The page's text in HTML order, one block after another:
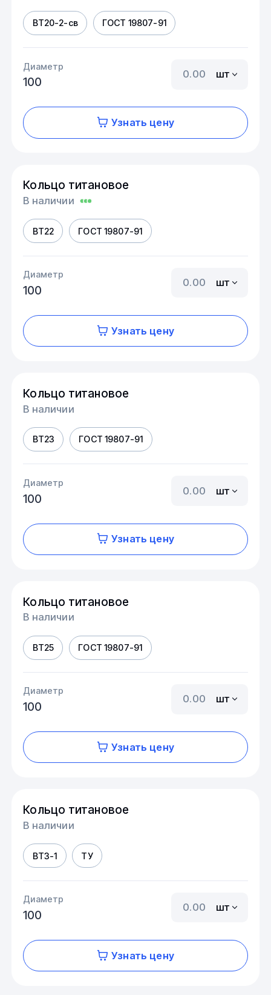
ВТ20-2-св ГОСТ 19807-91
Диаметр
100
шт
Узнать цену
Кольцо титановое
В наличии
ВТ22 ГОСТ 19807-91
Диаметр
100
шт
Узнать цену
Кольцо титановое
В наличии
ВТ23 ГОСТ 19807-91
Диаметр
100
шт
Узнать цену
Кольцо титановое
В наличии
ВТ25 ГОСТ 19807-91
Диаметр
100
шт
Узнать цену
Кольцо титановое
В наличии
ВТ3-1 ТУ
Диаметр
100
шт
Узнать цену